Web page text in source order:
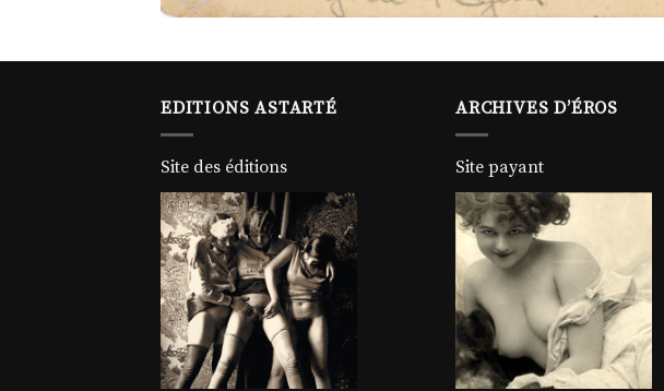
EDITIONS ASTARTÉ
Site des éditions
ARCHIVES D’ÉROS
Site payant